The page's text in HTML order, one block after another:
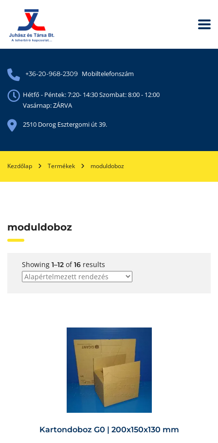
+36-20-968-2309 Mobiltelefonszám
Hétfő - Péntek: 7:20- 14:30 Szombat: 8:00 - 12:00
Vasárnap: ZÁRVA
2510 Dorog Esztergomi út 39.
Kezdőlap Termékek moduldoboz
moduldoboz
Showing 1–12 of16 results
Kartondoboz G0 | 200x150x130 mm